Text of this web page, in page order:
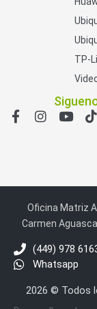
TP-
Oficina Matriz
Carmen
(449) 978
Whatsapp
2026 © Todos